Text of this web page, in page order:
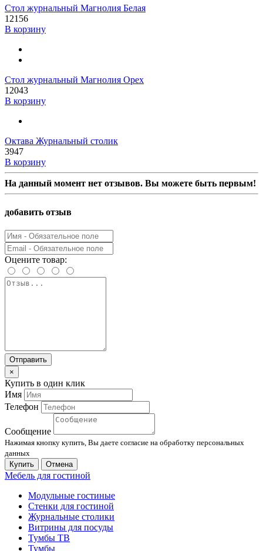
Стол журнальный Магнолия Белая
12156
В корзину
Стол журнальный Магнолия Орех
12043
В корзину
Октава Журнальный столик
3947
В корзину
На данный момент нет отзывов. Вы можете быть первым!
добавить отзыв
Оцените товар:
Отправить
×
Купить в один клик
Имя
Телефон
Сообщение
Нажимая кнопку купить, Вы даете согласие на обработку персональных
данных
Купить
Отмена
Мебель для гостиной
Модульные гостиные
Стенки для гостиной
Журнальные столики
Витрины для посуды
Тумбы ТВ
Тумбы